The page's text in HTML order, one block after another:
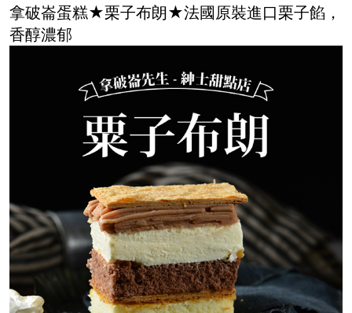
拿破崙蛋糕★栗子布朗★法國原裝進口栗子餡，
香醇濃郁